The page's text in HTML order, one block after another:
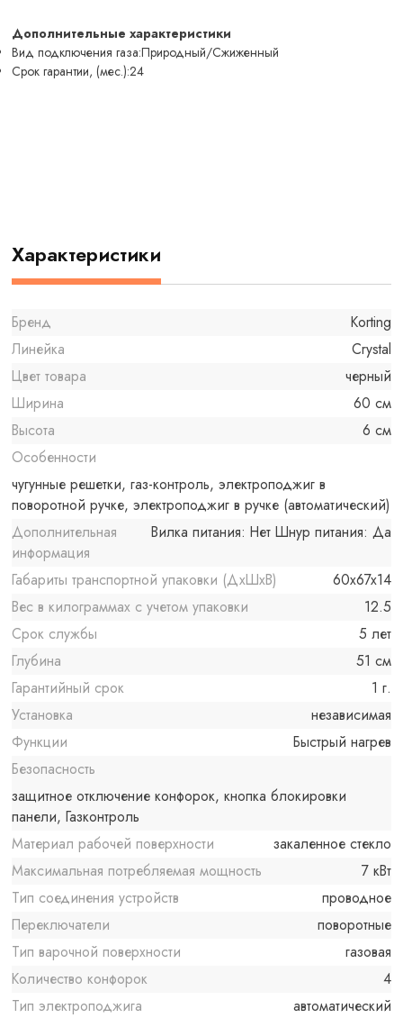
Дополнительные характеристики
Вид подключения газа:Природный/Сжиженный
Срок гарантии, (мес.):24
Характеристики
Бренд
Korting
Линейка
Crystal
Цвет товара
черный
Ширина
60 см
Высота
6 см
Особенности
чугунные решетки, газ-контроль, электроподжиг в
поворотной ручке, электроподжиг в ручке (автоматический)
Дополнительная
информация
Вилка питания: Нет Шнур питания: Да
Габариты транспортной упаковки (ДхШхВ)
60x67x14
Вес в килограммах с учетом упаковки
12.5
Срок службы
5 лет
Глубина
51 см
Гарантийный срок
1 г.
Установка
независимая
Функции
Быстрый нагрев
Безопасность
защитное отключение конфорок, кнопка блокировки
панели, Газконтроль
Материал рабочей поверхности
закаленное стекло
Максимальная потребляемая мощность
7 кВт
Тип соединения устройств
проводное
Переключатели
поворотные
Тип варочной поверхности
газовая
Количество конфорок
4
Тип электроподжига
автоматический